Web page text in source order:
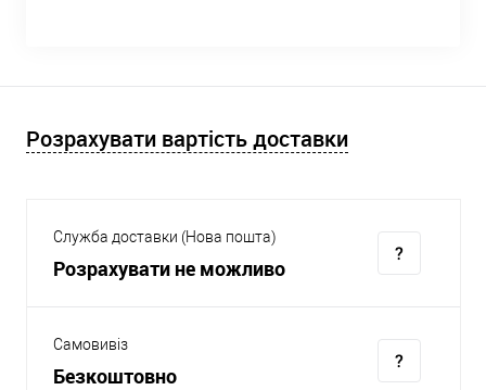
Розрахувати вартість доставки
Служба доставки (Нова пошта)
Розрахувати не можливо
Самовивіз
Безкоштовно